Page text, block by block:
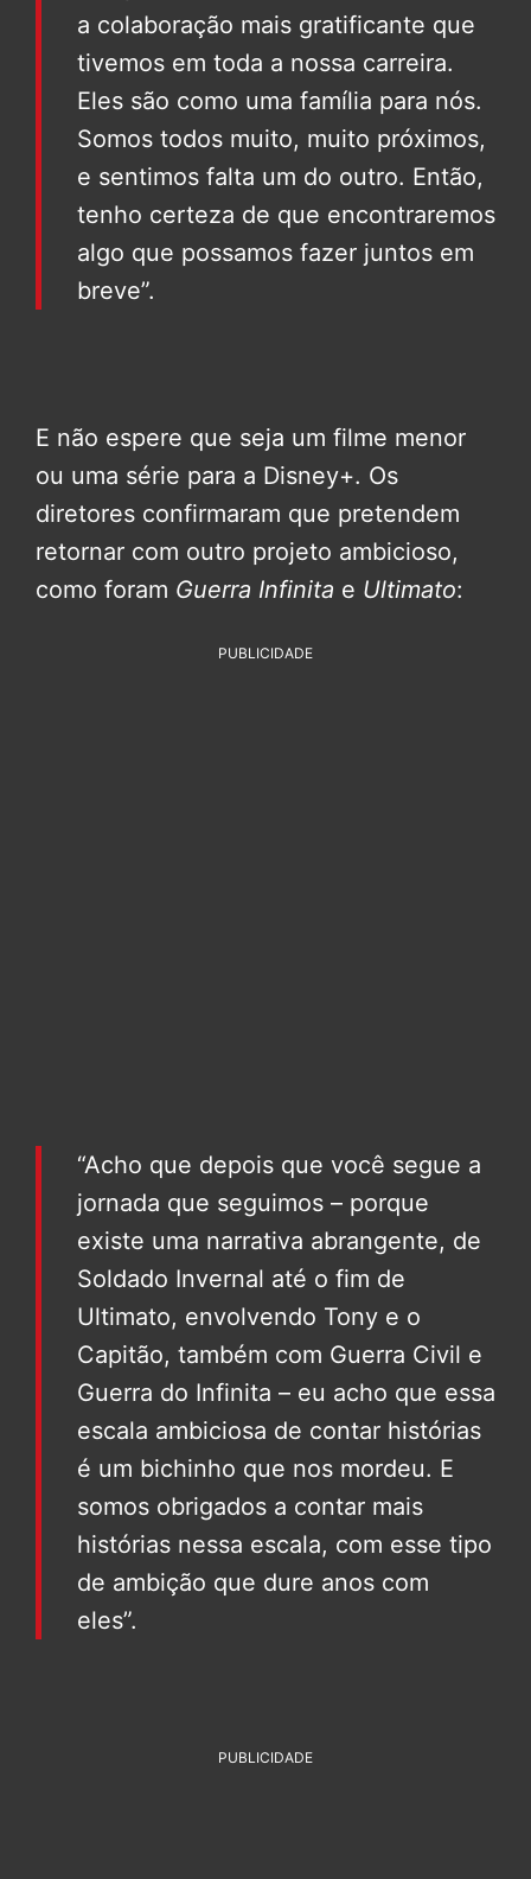
a colaboração mais gratificante que
tivemos em toda a nossa carreira.
Eles são como uma família para nós.
Somos todos muito, muito próximos,
e sentimos falta um do outro. Então,
tenho certeza de que encontraremos
algo que possamos fazer juntos em
breve”.
E não espere que seja um filme menor
ou uma série para a Disney+. Os
diretores confirmaram que pretendem
retornar com outro projeto ambicioso,
como foram Guerra Infinita e Ultimato:
PUBLICIDADE
“Acho que depois que você segue a
jornada que seguimos – porque
existe uma narrativa abrangente, de
Soldado Invernal até o fim de
Ultimato, envolvendo Tony e o
Capitão, também com Guerra Civil e
Guerra do Infinita – eu acho que essa
escala ambiciosa de contar histórias
é um bichinho que nos mordeu. E
somos obrigados a contar mais
histórias nessa escala, com esse tipo
de ambição que dure anos com
eles”.
PUBLICIDADE